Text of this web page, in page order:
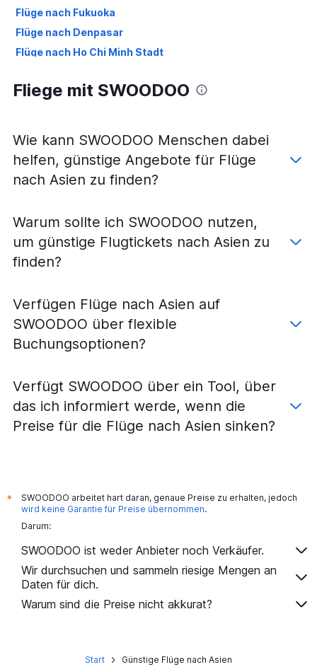
Flüge nach Fukuoka
Flüge nach Denpasar
Flüge nach Ho Chi Minh Stadt
Flüge nach Hanoi
Flüge nach Osaka Kansai
Flüge nach Bengaluru
Flüge nach Colombo Bandaranayake
Flüge nach Hyderabad
Flüge nach Hongqiao
Flüge nach Chennai
Flüge nach Cheongju
Flüge nach Kochi
Flüge nach Dhaka
Flüge nach Islamabad
Flüge nach Shanghai Pu Dong
Flüge nach Guangzhou
Flüge nach Malé
Flüge nach Nha Trang
Flüge nach Tiflis
Flüge nach Okinawa
Flüge nach Penang
Fliege mit SWOODOO
Wie kann SWOODOO Menschen dabei
helfen, günstige Angebote für Flüge
nach Asien zu finden?
Warum sollte ich SWOODOO nutzen,
um günstige Flugtickets nach Asien zu
finden?
Verfügen Flüge nach Asien auf
SWOODOO über flexible
Buchungsoptionen?
Verfügt SWOODOO über ein Tool, über
das ich informiert werde, wenn die
Preise für die Flüge nach Asien sinken?
*
SWOODOO arbeitet hart daran, genaue Preise zu erhalten, jedoch
wird keine Garantie für Preise übernommen.
Darum:
SWOODOO ist weder Anbieter noch Verkäufer.
Wir durchsuchen und sammeln riesige Mengen an
Daten für dich.
Warum sind die Preise nicht akkurat?
Start Günstige Flüge nach Asien